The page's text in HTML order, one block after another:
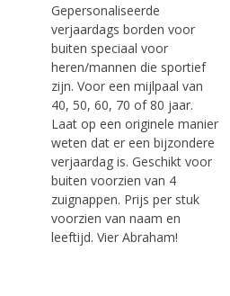
Gepersonaliseerde
verjaardags borden voor
buiten speciaal voor
heren/mannen die sportief
zijn. Voor een mijlpaal van
40, 50, 60, 70 of 80 jaar.
Laat op een originele manier
weten dat er een bijzondere
verjaardag is. Geschikt voor
buiten voorzien van 4
zuignappen. Prijs per stuk
voorzien van naam en
leeftijd. Vier Abraham!